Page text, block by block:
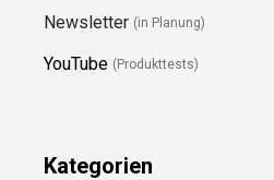
Newsletter (in Planung)
YouTube (Produkttests)
Kategorien